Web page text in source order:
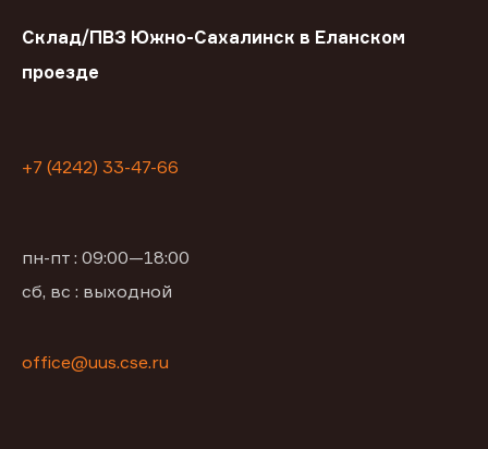
Склад/ПВЗ Южно-Сахалинск в Еланском
проезде
+7 (4242) 33-47-66
пн-пт : 09:00—18:00
сб, вс : выходной
office@uus.cse.ru